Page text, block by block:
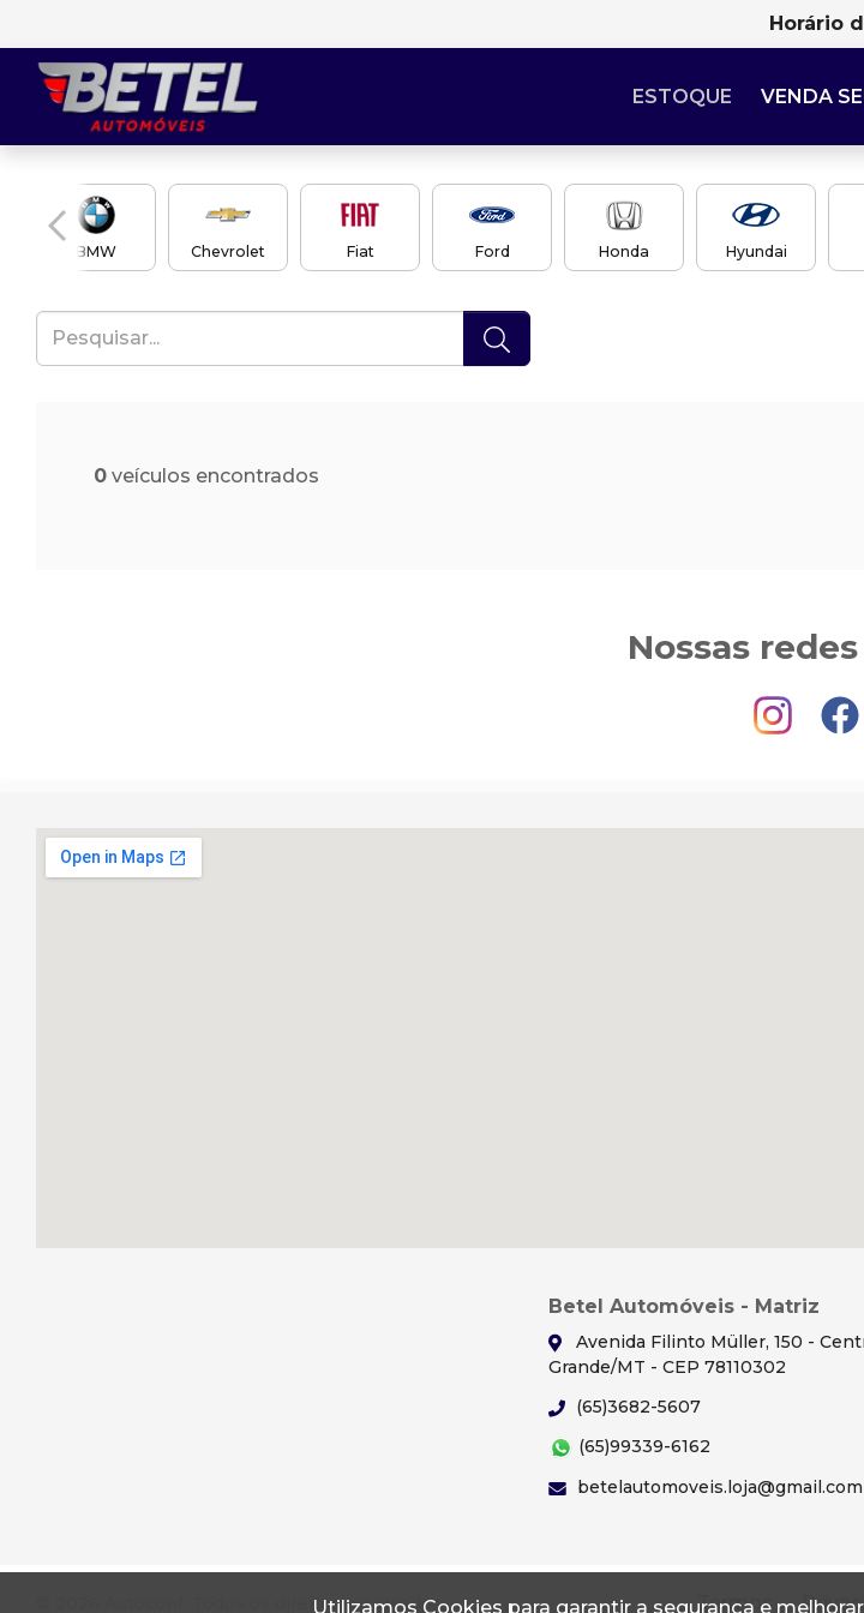
Utilizamos Cookies para garantir a segurança e
Horário
ESTOQUE VENDA
BMW Chevrolet Fiat Ford Honda Hyundai
0 veículos encontrados
Nossas
Betel Automóveis - Matriz
Avenida Filinto Müller, 150 -
Grande/MT - CEP 78110302
(65)3682-5607
(65)99339-6162
betelautomoveis.loja@gmail.com
© 2026 Autoconf. Todos os direitos reservados. Termos